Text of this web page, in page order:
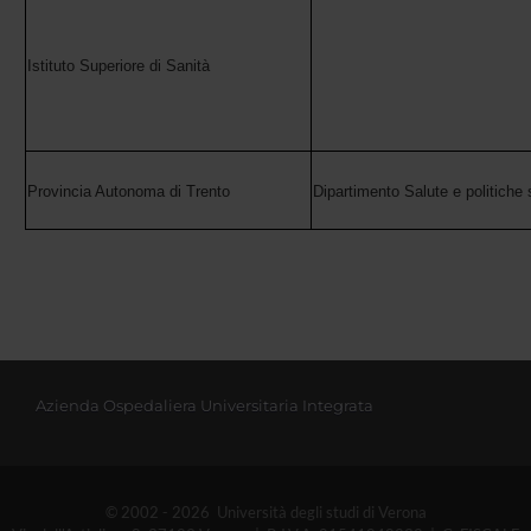
Istituto Superiore di Sanità
Provincia Autonoma di Trento Dipartimento Salute e politiche
Azienda Ospedaliera Universitaria Integrata
© 2002 - 2026 Università degli studi di Verona